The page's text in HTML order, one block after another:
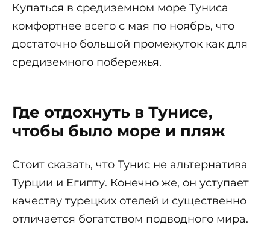
Купаться в средиземном море Туниса
комфортнее всего с мая по ноябрь, что
достаточно большой промежуток как для
средиземного побережья.
Где отдохнуть в Тунисе,
чтобы было море и пляж
Стоит сказать, что Тунис не альтернатива
Турции и Египту. Конечно же, он уступает
качеству турецких отелей и существенно
отличается богатством подводного мира.